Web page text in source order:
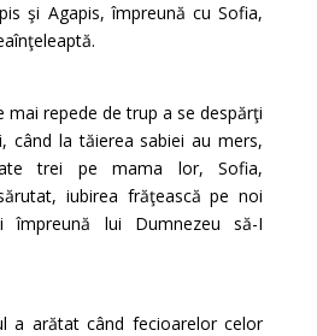
şi Agapis, împreună cu Sofia,
mai repede de trup a se despărţi
când la tăierea sabiei au mers,
trei pe mama lor, Sofia,
iubirea frăţească pe noi
împreună lui Dumnezeu să-I
a arătat când fecioarelor celor